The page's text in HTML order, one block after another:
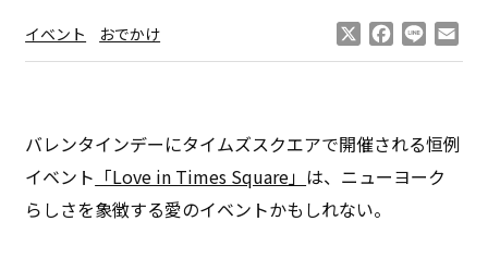
イベント おでかけ Facebook
Line
バレンタインデーにタイムズスクエアで開催される恒例
イベント 「Love in Times Square」 は、ニューヨーク
らしさを象徴する愛のイベントかもしれない。